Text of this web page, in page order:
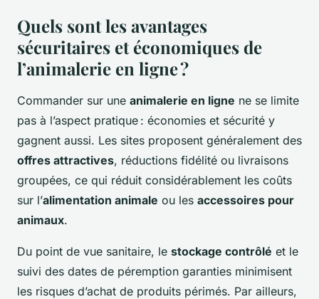
Quels sont les avantages
sécuritaires et économiques de
l’animalerie en ligne ?
Commander sur une animalerie en ligne ne se limite
pas à l’aspect pratique : économies et sécurité y
gagnent aussi. Les sites proposent généralement des
offres attractives, réductions fidélité ou livraisons
groupées, ce qui réduit considérablement les coûts
sur l’alimentation animale ou les accessoires pour
animaux.
Du point de vue sanitaire, le stockage contrôlé et le
suivi des dates de péremption garanties minimisent
les risques d’achat de produits périmés. Par ailleurs,